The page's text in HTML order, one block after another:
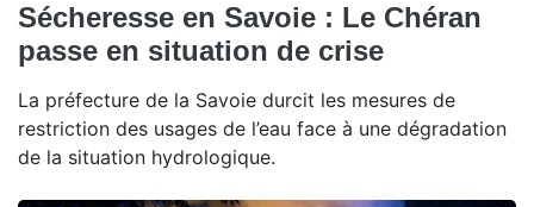
Sécheresse en Savoie : Le Chéran
passe en situation de crise
La préfecture de la Savoie durcit les mesures de
restriction des usages de l’eau face à une dégradation
de la situation hydrologique.